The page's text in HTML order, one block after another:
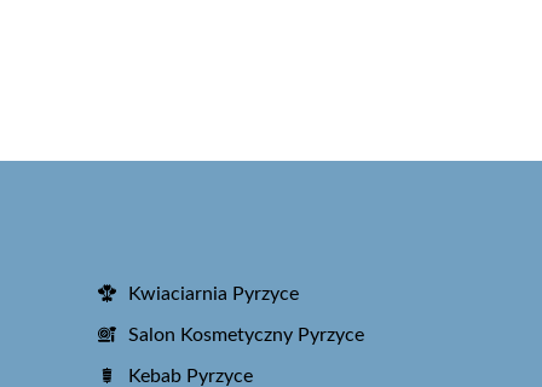
Kwiaciarnia Pyrzyce
Salon Kosmetyczny Pyrzyce
Kebab Pyrzyce